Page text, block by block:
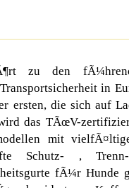
zu den
in
ersten, die sich auf
das TÃœV-
mit
Schutz- ,
fÃ¼r Hunde